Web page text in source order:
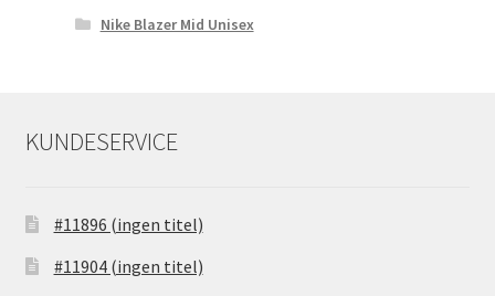
Nike Blazer Mid Unisex
KUNDESERVICE
#11896 (ingen titel)
#11904 (ingen titel)